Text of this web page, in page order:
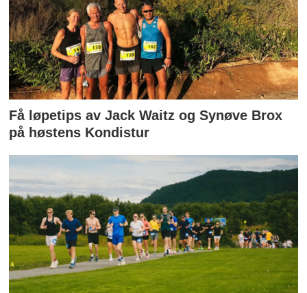
Få løpetips av Jack Waitz og Synøve Brox
på høstens Kondistur